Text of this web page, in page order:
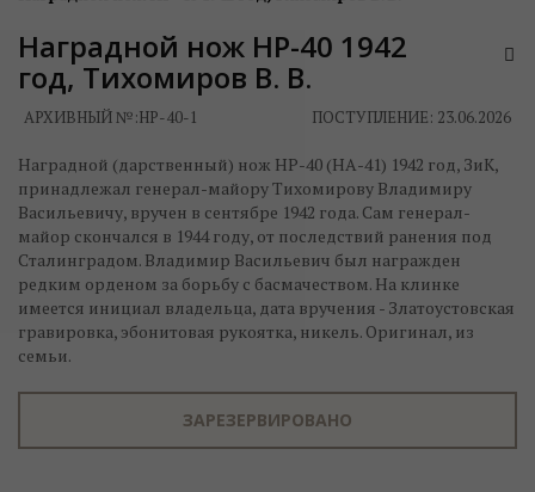
Наградной нож НР-40 1942
год, Тихомиров В. В.
АРХИВНЫЙ №:НР-40-1 ПОСТУПЛЕНИЕ: 23.06.2026
Наградной (дарственный) нож НР-40 (НА-41) 1942 год, ЗиК,
принадлежал генерал-майору Тихомирову Владимиру
Васильевичу, вручен в сентябре 1942 года. Сам генерал-
майор скончался в 1944 году, от последствий ранения под
Сталинградом. Владимир Васильевич был награжден
редким орденом за борьбу с басмачеством. На клинке
имеется инициал владельца, дата вручения - Златоустовская
гравировка, эбонитовая рукоятка, никель. Оригинал, из
семьи.
ЗАРЕЗЕРВИРОВАНО